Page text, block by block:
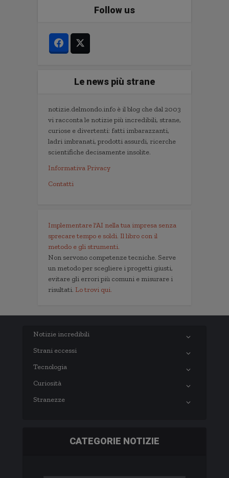
Follow us
Le news più strane
notizie.delmondo.info è il blog che dal 2003
vi racconta le notizie più incredibili, strane,
curiose e divertenti: fatti imbarazzanti,
ladri imbranati, prodotti assurdi, ricerche
scientifiche decisamente insolite.
Informativa Privacy
Contatti
Implementare l'AI nella tua impresa senza
sprecare tempo e soldi. Il libro con il
metodo e gli strumenti.
Non servono competenze tecniche. Serve
un metodo per scegliere i progetti giusti,
evitare gli errori più comuni e misurare i
risultati. Lo trovi qui.
Notizie incredibili
Strani eccessi
Tecnologia
Curiosità
Stranezze
CATEGORIE NOTIZIE